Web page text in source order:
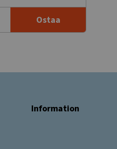
Ostaa
Information